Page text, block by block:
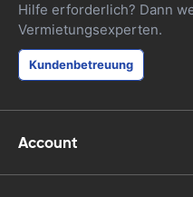
Hilfe erforderlich? Dann
Vermietungsexperten.
Kundenbetreuung
Account